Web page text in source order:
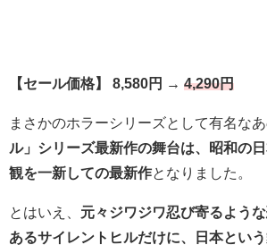
【セール価格】 8,580円 → 4,290円
まさかのホラーシリーズとして有名な
ル」シリーズ最新作の舞台は、昭和の
観を一新しての最新作となりました。
とはいえ、 元々ジワジワ忍び寄るよう
あるサイレントヒルだけに、日本とい